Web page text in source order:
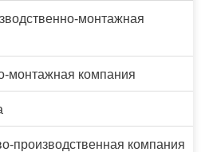
монтажная
монтажная компания
производственная компания